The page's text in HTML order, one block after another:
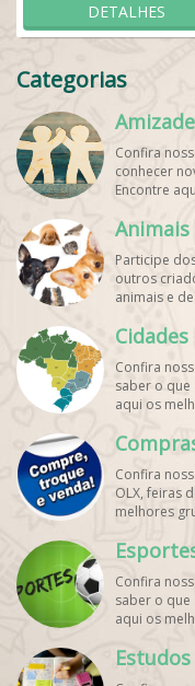
DETALHES
Categorias
Confira
conhecer
Encontre
Animais
Participe
outros
animais e
graça!
Cidades
Confira
saber o que
aqui os
Confira
OLX, feiras
melhores
Confira
saber o que
aqui os
Estudos